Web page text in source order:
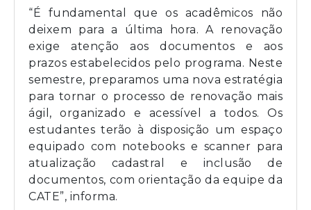
“É fundamental que os acadêmicos não
deixem para a última hora. A renovação
exige atenção aos documentos e aos
prazos estabelecidos pelo programa. Neste
semestre, preparamos uma nova estratégia
para tornar o processo de renovação mais
ágil, organizado e acessível a todos. Os
estudantes terão à disposição um espaço
equipado com notebooks e scanner para
atualização cadastral e inclusão de
documentos, com orientação da equipe da
CATE”, informa.